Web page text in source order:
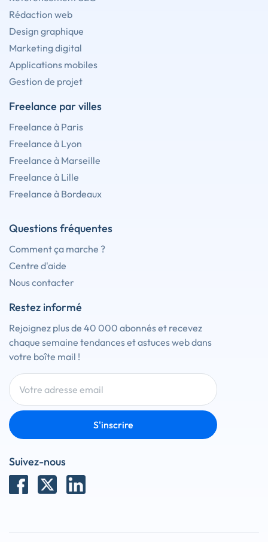
Rédaction web
Design graphique
Marketing digital
Applications mobiles
Gestion de projet
Freelance par villes
Freelance à Paris
Freelance à Lyon
Freelance à Marseille
Freelance à Lille
Freelance à Bordeaux
Questions fréquentes
Comment ça marche ?
Centre d'aide
Nous contacter
Restez informé
Rejoignez plus de 40 000 abonnés et recevez
chaque semaine tendances et astuces web dans
votre boîte mail !
S'inscrire
Suivez-nous